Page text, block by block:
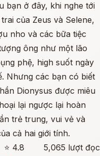
bạn ở đây, khi nghe tới
của Zeus và Selene,
nho và các bữa tiệc
ông như một lão
phệ, high suốt ngày
Nhưng các bạn có biết
Dionysus được miêu
lại ngược lại hoàn
trẻ trung, vui vẻ và
cả hai giới tính.
⭐ 4.8
5,065 lượt đọc